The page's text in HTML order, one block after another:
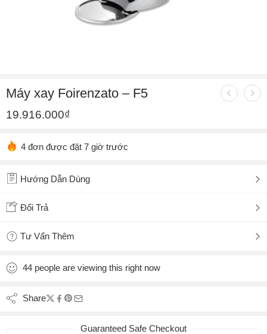
Máy xay Foirenzato – F5
19.916.000₫
4 đơn được đặt 7 giờ trước
Hướng Dẫn Dùng
Đổi Trả
Tư Vấn Thêm
44 people are viewing this right now
Share
Guaranteed Safe Checkout